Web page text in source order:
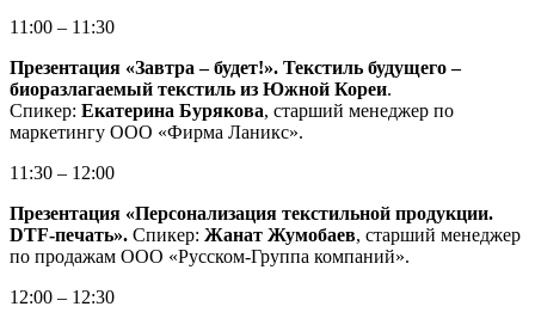
11:00 – 11:30
Презентация «Завтра – будет!». Текстиль будущего –
биоразлагаемый текстиль из Южной Кореи.
Спикер: Екатерина Бурякова, старший менеджер по
маркетингу ООО «Фирма Ланикс».
11:30 – 12:00
Презентация «Персонализация текстильной продукции.
DTF-печать». Спикер: Жанат Жумобаев, старший менеджер
по продажам ООО «Русском-Группа компаний».
12:00 – 12:30